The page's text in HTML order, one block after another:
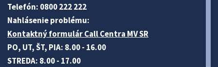
Telefón: 0800 222 222
Nahlásenie problému:
Kontaktný formulár Call Centra MV SR
PO, UT, ŠT, PIA: 8.00 - 16.00
STREDA: 8.00 - 17.00